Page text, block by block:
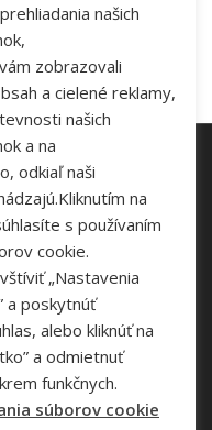
40 35
našich
zobrazovali
a cielené reklamy,
našich
a na
odkiaľ naši
na
s používaním
cookie.
„Nastavenia
a poskytnúť
alebo kliknúť na
a odmietnuť
funkčnych.
súborov cookie